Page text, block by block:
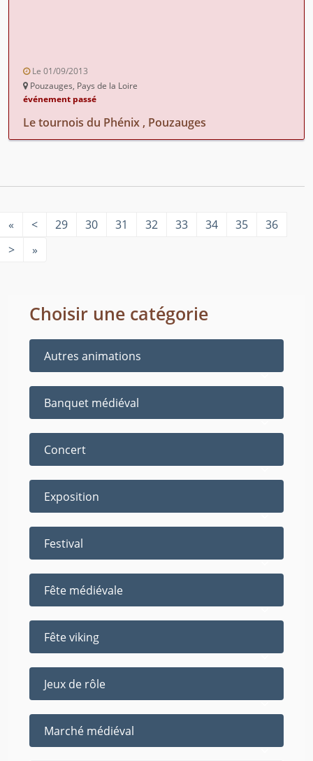
Le 01/09/2013
Pouzauges, Pays de la Loire
événement passé
Le tournois du Phénix , Pouzauges
« < 29 30 31 32 33 34 35
36
>
»
Choisir une catégorie
Autres animations
Banquet médiéval
Concert
Exposition
Festival
Fête médiévale
Fête viking
Jeux de rôle
Marché médiéval